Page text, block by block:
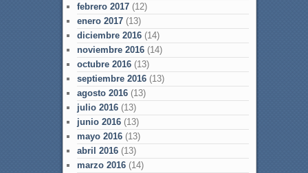
febrero 2017(12)
enero 2017(13)
diciembre 2016(14)
noviembre 2016(14)
octubre 2016(13)
septiembre 2016(13)
agosto 2016(13)
julio 2016(13)
junio 2016(13)
mayo 2016(13)
abril 2016(13)
marzo 2016(14)